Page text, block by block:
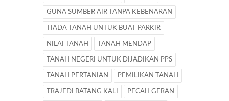
GUNA SUMBER AIR TANPA KEBENARAN
TIADA TANAH UNTUK BUAT PARKIR
NILAI TANAH TANAH MENDAP
TANAH NEGERI UNTUK DIJADIKAN PPS
TANAH PERTANIAN PEMILIKAN TANAH
TRAJEDI BATANG KALI PECAH GERAN